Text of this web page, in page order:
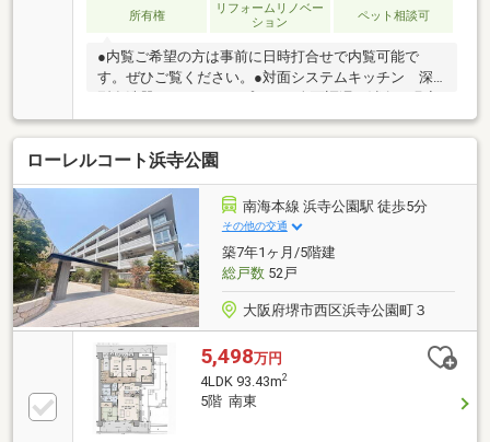
店舗前に大型駐車場を完備しております！
所有権
リフォームリノベー
ション
ペット相談可
●内覧ご希望の方は事前に日時打合せで内覧可能で
す。ぜひご覧ください。●対面システムキッチン 深
機能付き天井材採用界壁部 遮音材採用天井、壁 グ
ラスウール断熱材充填LDK 電動縦型ブラインド 寝
室電動ブラインドトイレ、洗面化粧台、システムキッ
チン タッチレス水栓玄関、廊下 センサー付ダウン
ライトLDK 寝室 調光調色機能付ダウンライト（ア
プリ対応可）●LINEでのやりとりも可能です。
（@249rxxiu)←IDでご検索いただけます●ペット飼育可
能（規約有）【リノライフ深井本店】０７２－２８１
－８７３９
ローレルコート浜寺公園
南海本線 浜寺公園駅 徒歩5分
その他の交通
築7年1ヶ月/5階建
総戸数52戸
大阪府堺市西区浜寺公園町３
5,498万円
4LDK 93.43m2
5階 南東